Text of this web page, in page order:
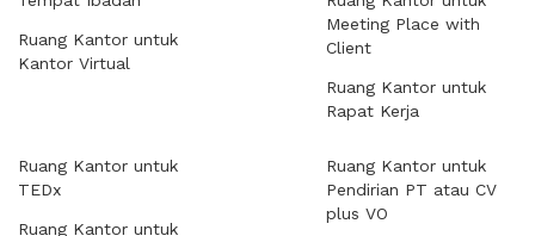
Ruang Kantor untuk
Kantor Virtual
Meeting Place with
Client
Ruang Kantor untuk
Rapat Kerja
Ruang Kantor untuk
TEDx
Ruang Kantor untuk
Ruang Kantor untuk
Pendirian PT atau CV
plus VO